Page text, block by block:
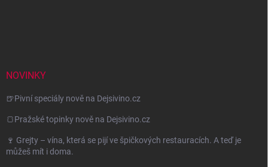
NOVINKY
🍺Pivní speciály nově na Dejsivino.cz
🍞Pražské topinky nově na Dejsivino.cz
🍷 Grejty – vína, která se pijí ve špičkových restauracích. A teď je
můžeš mít i doma.